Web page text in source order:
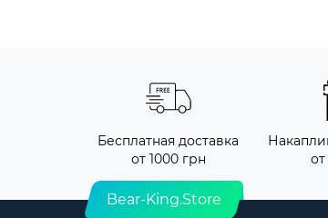
Бесплатная доставка
от 1000 грн
от
Bear-King.Store